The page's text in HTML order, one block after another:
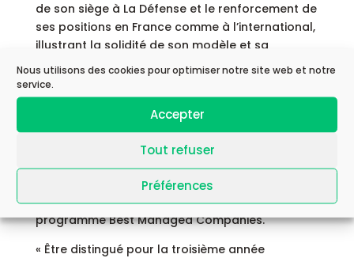
Nous utilisons des cookies pour optimiser notre site web et notre
service.
Accepter
Tout refuser
Préférences
de son siège à La Défense et le renforcement de
ses positions en France comme à l’international,
illustrant la solidité de son modèle et sa
capacité d’adaptation.
« Nous sommes fiers de compter Astek parmi
les entreprises labellisées Best Managed
Companies, aux côtés d’acteurs exemplaires,
innovants et résilients qui portent haut
l’excellence et le dynamisme de l’économie
française » commente Guillaume
Detournmignies, Associé Deloitte en charge du
programme Best Managed Companies.
« Être distingué pour la troisième année